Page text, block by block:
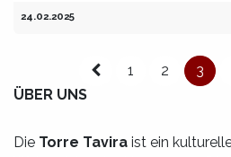
24.02.2025
1 2 3
ÜBER UNS
Die Torre Tavira ist ein